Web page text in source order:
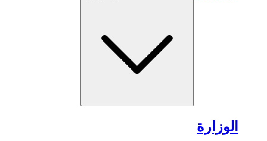
الوزارة